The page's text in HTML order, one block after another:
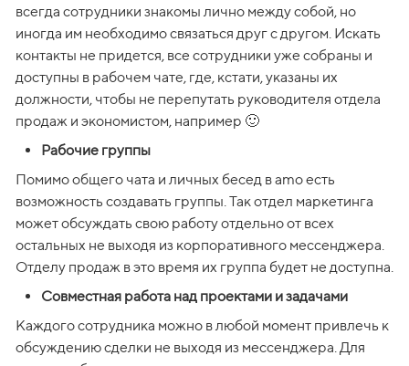
всегда сотрудники знакомы лично между собой, но
иногда им необходимо связаться друг с другом. Искать
контакты не придется, все сотрудники уже собраны и
доступны в рабочем чате, где, кстати, указаны их
должности, чтобы не перепутать руководителя отдела
продаж и экономистом, например 🙂
Рабочие группы
Помимо общего чата и личных бесед в amo есть
возможность создавать группы. Так отдел маркетинга
может обсуждать свою работу отдельно от всех
остальных не выходя из корпоративного мессенджера.
Совместная работа над проектами и задачами
Каждого сотрудника можно в любой момент привлечь к
обсуждению сделки не выходя из мессенджера. Для